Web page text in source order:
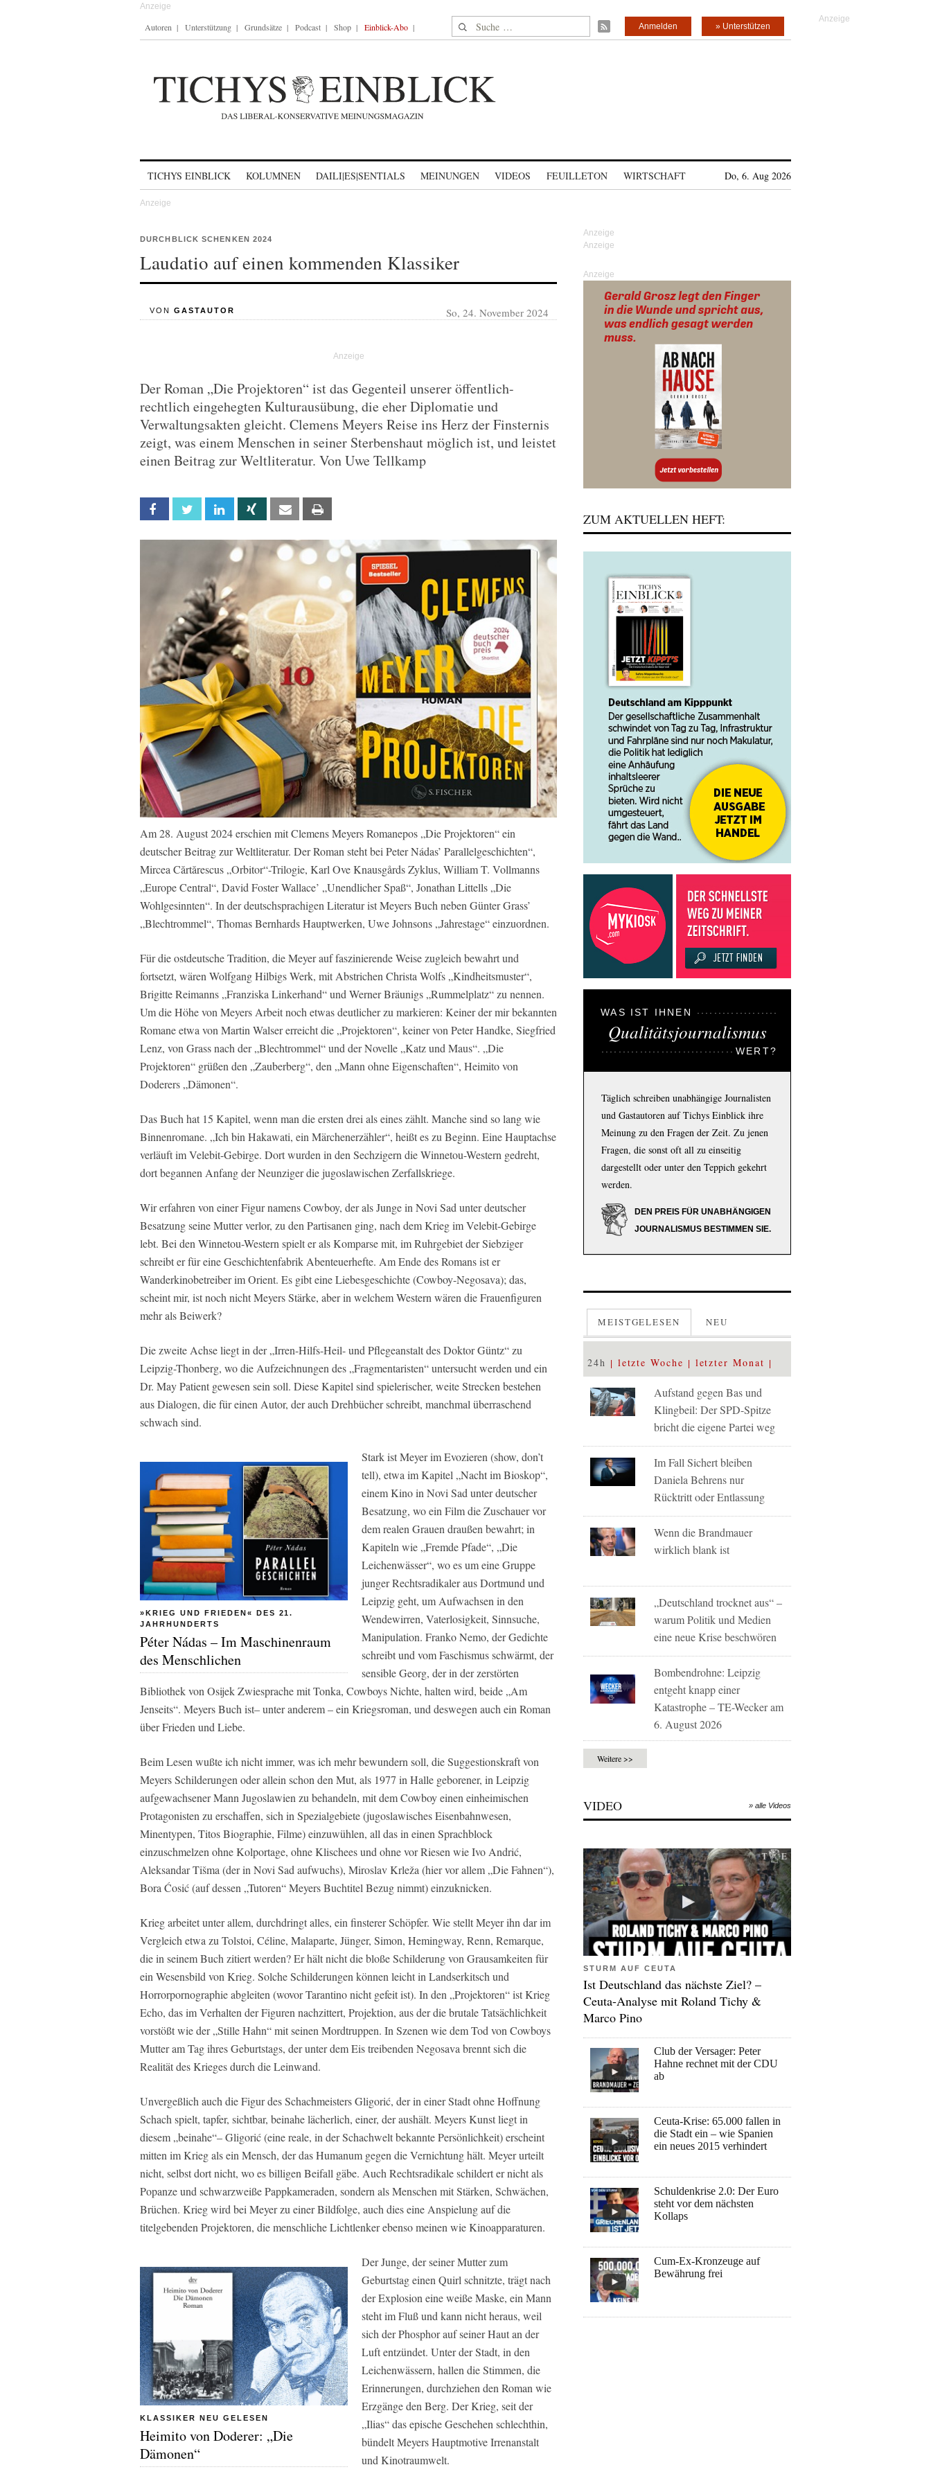
Autoren Unterstützung Grundsätze Podcast Shop Einblick-Abo Suche nach: » Unterstützen
Anmelden
TICHYS EINBLICK KOLUMNEN DAILI|ES|SENTIALS MEINUNGEN VIDEOS FEUILLETON WIRTSCHAFT Do, 6. Aug 2026
DURCHBLICK SCHENKEN 2024
Laudatio auf einen kommenden Klassiker
VON GASTAUTOR So, 24. November 2024
Der Roman „Die Projektoren“ ist das Gegenteil unserer öffentlich-
rechtlich eingehegten Kulturausübung, die eher Diplomatie und
Verwaltungsakten gleicht. Clemens Meyers Reise ins Herz der Finsternis
zeigt, was einem Menschen in seiner Sterbenshaut möglich ist, und leistet
einen Beitrag zur Weltliteratur. Von Uwe Tellkamp
Facebook Twitter Linkedin Xing Email
Am 28. August 2024 erschien mit Clemens Meyers Romanepos „Die Projektoren“ ein
deutscher Beitrag zur Weltliteratur. Der Roman steht bei Peter Nádas’ Parallelgeschichten“,
Mircea Cărtărescus „Orbitor“-Trilogie, Karl Ove Knausgårds Zyklus, William T. Vollmanns
„Europe Central“, David Foster Wallace’ „Unendlicher Spaß“, Jonathan Littells „Die
Wohlgesinnten“. In der deutschsprachigen Literatur ist Meyers Buch neben Günter Grass’
„Blechtrommel“, Thomas Bernhards Hauptwerken, Uwe Johnsons „Jahrestage“ einzuordnen.
Für die ostdeutsche Tradition, die Meyer auf faszinierende Weise zugleich bewahrt und
fortsetzt, wären Wolfgang Hilbigs Werk, mit Abstrichen Christa Wolfs „Kindheitsmuster“,
Brigitte Reimanns „Franziska Linkerhand“ und Werner Bräunigs „Rummelplatz“ zu nennen.
Um die Höhe von Meyers Arbeit noch etwas deutlicher zu markieren: Keiner der mir bekannten
Romane etwa von Martin Walser erreicht die „Projektoren“, keiner von Peter Handke, Siegfried
Lenz, von Grass nach der „Blechtrommel“ und der Novelle „Katz und Maus“. „Die
Projektoren“ grüßen den „Zauberberg“, den „Mann ohne Eigenschaften“, Heimito von
Doderers „Dämonen“.
Das Buch hat 15 Kapitel, wenn man die ersten drei als eines zählt. Manche sind so lang wie
Binnenromane. „Ich bin Hakawati, ein Märchenerzähler“, heißt es zu Beginn. Eine Hauptachse
verläuft im Velebit-Gebirge. Dort wurden in den Sechzigern die Winnetou-Western gedreht,
dort begannen Anfang der Neunziger die jugoslawischen Zerfallskriege.
Wir erfahren von einer Figur namens Cowboy, der als Junge in Novi Sad unter deutscher
Besatzung seine Mutter verlor, zu den Partisanen ging, nach dem Krieg im Velebit-Gebirge
lebt. Bei den Winnetou-Western spielt er als Komparse mit, im Ruhrgebiet der Siebziger
schreibt er für eine Geschichtenfabrik Abenteuerhefte. Am Ende des Romans ist er
Wanderkinobetreiber im Orient. Es gibt eine Liebesgeschichte (Cowboy-Negosava); das,
scheint mir, ist noch nicht Meyers Stärke, aber in welchem Western wären die Frauenfiguren
mehr als Beiwerk?
Die zweite Achse liegt in der „Irren-Hilfs-Heil- und Pflegeanstalt des Doktor Güntz“ zu
Leipzig-Thonberg, wo die Aufzeichnungen des „Fragmentaristen“ untersucht werden und ein
Dr. May Patient gewesen sein soll. Diese Kapitel sind spielerischer, weite Strecken bestehen
aus Dialogen, die für einen Autor, der auch Drehbücher schreibt, manchmal überraschend
schwach sind.
»KRIEG UND FRIEDEN« DES 21.
JAHRHUNDERTS
Péter Nádas – Im Maschinenraum
des Menschlichen
Stark ist Meyer im Evozieren (show, don’t
tell), etwa im Kapitel „Nacht im Bioskop“,
einem Kino in Novi Sad unter deutscher
Besatzung, wo ein Film die Zuschauer vor
dem realen Grauen draußen bewahrt; in
Kapiteln wie „Fremde Pfade“, „Die
Leichenwässer“, wo es um eine Gruppe
junger Rechtsradikaler aus Dortmund und
Leipzig geht, um Aufwachsen in den
Wendewirren, Vaterlosigkeit, Sinnsuche,
Manipulation. Franko Nemo, der Gedichte
schreibt und vom Faschismus schwärmt, der
sensible Georg, der in der zerstörten
Bibliothek von Osijek Zwiesprache mit Tonka, Cowboys Nichte, halten wird, beide „Am
Jenseits“. Meyers Buch ist– unter anderem – ein Kriegsroman, und deswegen auch ein Roman
über Frieden und Liebe.
Beim Lesen wußte ich nicht immer, was ich mehr bewundern soll, die Suggestionskraft von
Meyers Schilderungen oder allein schon den Mut, als 1977 in Halle geborener, in Leipzig
aufgewachsener Mann Jugoslawien zu behandeln, mit dem Cowboy einen einheimischen
Protagonisten zu erschaffen, sich in Spezialgebiete (jugoslawisches Eisenbahnwesen,
Minentypen, Titos Biographie, Filme) einzuwühlen, all das in einen Sprachblock
einzuschmelzen ohne Kolportage, ohne Klischees und ohne vor Riesen wie Ivo Andrić,
Aleksandar Tišma (der in Novi Sad aufwuchs), Miroslav Krleža (hier vor allem „Die Fahnen“),
Bora Ćosić (auf dessen „Tutoren“ Meyers Buchtitel Bezug nimmt) einzuknicken.
Krieg arbeitet unter allem, durchdringt alles, ein finsterer Schöpfer. Wie stellt Meyer ihn dar im
Vergleich etwa zu Tolstoi, Céline, Malaparte, Jünger, Simon, Hemingway, Renn, Remarque,
die in seinem Buch zitiert werden? Er hält nicht die bloße Schilderung von Grausamkeiten für
ein Wesensbild von Krieg. Solche Schilderungen können leicht in Landserkitsch und
Horrorpornographie abgleiten (wovor Tarantino nicht gefeit ist). In den „Projektoren“ ist Krieg
Echo, das im Verhalten der Figuren nachzittert, Projektion, aus der die brutale Tatsächlichkeit
vorstößt wie der „Stille Hahn“ mit seinen Mordtruppen. In Szenen wie dem Tod von Cowboys
Mutter am Tag ihres Geburtstags, der unter dem Eis treibenden Negosava brennt sich die
Realität des Krieges durch die Leinwand.
Unvergeßlich auch die Figur des Schachmeisters Gligorić, der in einer Stadt ohne Hoffnung
Schach spielt, tapfer, sichtbar, beinahe lächerlich, einer, der aushält. Meyers Kunst liegt in
diesem „beinahe“– Gligorić (eine reale, in der Schachwelt bekannte Persönlichkeit) erscheint
mitten im Krieg als ein Mensch, der das Humanum gegen die Vernichtung hält. Meyer urteilt
nicht, selbst dort nicht, wo es billigen Beifall gäbe. Auch Rechtsradikale schildert er nicht als
Popanze und schwarzweiße Pappkameraden, sondern als Menschen mit Stärken, Schwächen,
Brüchen. Krieg wird bei Meyer zu einer Bildfolge, auch dies eine Anspielung auf die
titelgebenden Projektoren, die menschliche Lichtlenker ebenso meinen wie Kinoapparaturen.
KLASSIKER NEU GELESEN
Heimito von Doderer: „Die
Dämonen“
Der Junge, der seiner Mutter zum
Geburtstag einen Quirl schnitzte, trägt nach
der Explosion eine weiße Maske, ein Mann
steht im Fluß und kann nicht heraus, weil
sich der Phosphor auf seiner Haut an der
Luft entzündet. Unter der Stadt, in den
Leichenwässern, hallen die Stimmen, die
Erinnerungen, durchziehen den Roman wie
Erzgänge den Berg. Der Krieg, seit der
„Ilias“ das epische Geschehen schlechthin,
bündelt Meyers Hauptmotive Irrenanstalt
und Kinotraumwelt.
Anzeige
ZUM AKTUELLEN HEFT:
WAS IST IHNEN
Qualitätsjournalismus
WERT?
Täglich schreiben unabhängige Journalisten
und Gastautoren auf Tichys Einblick ihre
Meinung zu den Fragen der Zeit. Zu jenen
Fragen, die sonst oft all zu einseitig
dargestellt oder unter den Teppich gekehrt
werden.
DEN PREIS FÜR UNABHÄNGIGEN
JOURNALISMUS BESTIMMEN SIE.
MEISTGELESEN NEU
24h letzte Woche letzter Monat
Aufstand gegen Bas und
Klingbeil: Der SPD-Spitze
bricht die eigene Partei weg
Im Fall Sichert bleiben
Daniela Behrens nur
Rücktritt oder Entlassung
Wenn die Brandmauer
wirklich blank ist
„Deutschland trocknet aus“ –
warum Politik und Medien
eine neue Krise beschwören
Bombendrohne: Leipzig
entgeht knapp einer
Katastrophe – TE-Wecker am
6. August 2026
Weitere >>
VIDEO » alle Videos
STURM AUF CEUTA
Ist Deutschland das nächste Ziel? –
Ceuta-Analyse mit Roland Tichy &
Marco Pino
Club der Versager: Peter
Hahne rechnet mit der CDU
ab
Ceuta-Krise: 65.000 fallen in
die Stadt ein – wie Spanien
ein neues 2015 verhindert
Schuldenkrise 2.0: Der Euro
steht vor dem nächsten
Kollaps
Cum-Ex-Kronzeuge auf
Bewährung frei